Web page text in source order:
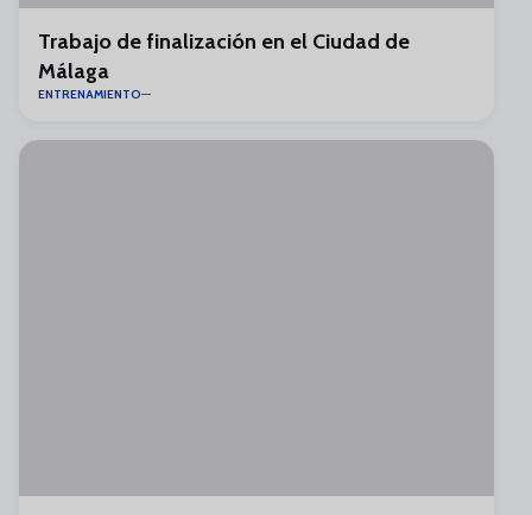
Trabajo de finalización en el Ciudad de
Málaga
ENTRENAMIENTO